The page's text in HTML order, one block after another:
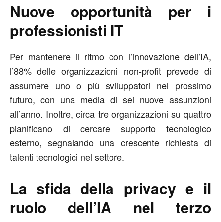
Nuove opportunità per i
professionisti IT
Per mantenere il ritmo con l’innovazione dell’IA,
l’88% delle organizzazioni non-profit prevede di
assumere uno o più sviluppatori nel prossimo
futuro, con una media di sei nuove assunzioni
all’anno. Inoltre, circa tre organizzazioni su quattro
pianificano di cercare supporto tecnologico
esterno, segnalando una crescente richiesta di
talenti tecnologici nel settore.
La sfida della privacy e il
ruolo dell’IA nel terzo